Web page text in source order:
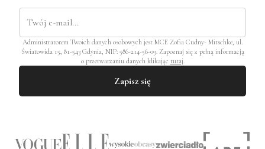
Administratorem Twoich danych osobowych jest MCE Zofia Cudny- Mitschke, ul.
Światowida 15, 81-543 Gdynia, NIP: 586-214-56-09. Zapoznaj się z pełną informacją
o przetwarzaniu danych klikając tutaj
Zapisz się